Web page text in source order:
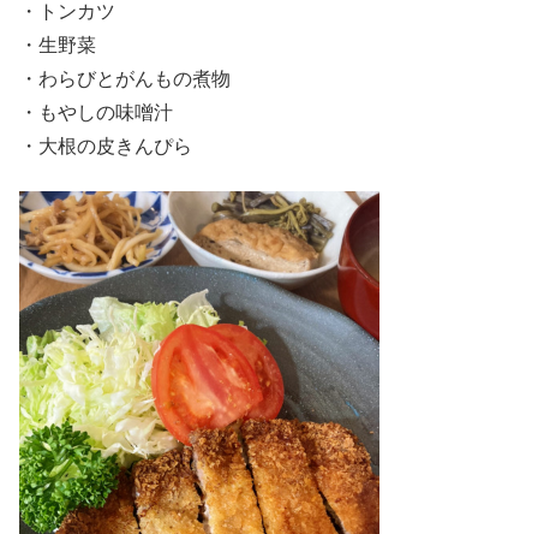
・トンカツ
・生野菜
・わらびとがんもの煮物
・もやしの味噌汁
・大根の皮きんぴら